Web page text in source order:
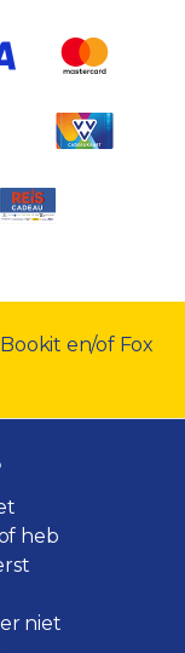
en/of Fox
heb
niet